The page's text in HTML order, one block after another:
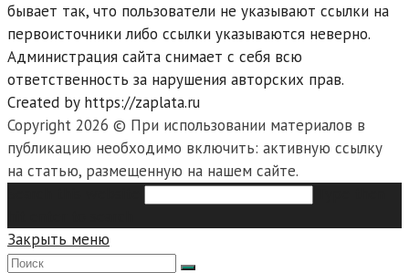
бывает так, что пользователи не указывают ссылки на
первоисточники либо ссылки указываются неверно.
Администрация сайта снимает с себя всю
ответственность за нарушения авторских прав.
Created by https://zaplata.ru
Copyright 2026 © При использовании материалов в
публикацию необходимо включить: активную ссылку
на статью, размещенную на нашем сайте.
Закрыть меню